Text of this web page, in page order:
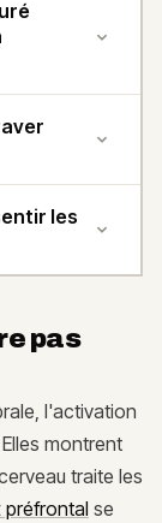
les
pas
l'activation
montrent
traite les
préfrontal se